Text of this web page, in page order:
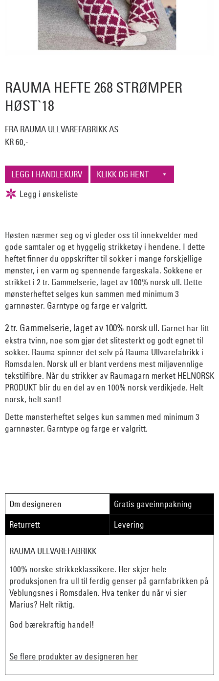
RAUMA HEFTE 268 STRØMPER
HØST`18
FRA RAUMA ULLVAREFABRIKK AS
KR 60,-
Høsten nærmer seg og vi gleder oss til innekvelder med
gode samtaler og et hyggelig strikketøy i hendene. I dette
heftet finner du oppskrifter til sokker i mange forskjellige
mønster, i en varm og spennende fargeskala. Sokkene er
strikket i 2 tr. Gammelserie, laget av 100% norsk ull. Dette
mønsterheftet selges kun sammen med minimum 3
garnnøster. Garntype og farge er valgritt.
2 tr. Gammelserie, laget av 100% norsk ull. Garnet har litt
ekstra tvinn, noe som gjør det slitesterkt og godt egnet til
sokker. Rauma spinner det selv på Rauma Ullvarefabrikk i
Romsdalen. Norsk ull er blant verdens mest miljøvennlige
tekstilfibre. Når du strikker av Raumagarn merket HELNORSK
PRODUKT blir du en del av en 100% norsk verdikjede. Helt
norsk, helt sant!
Dette mønsterheftet selges kun sammen med minimum 3
garnnøster. Garntype og farge er valgritt.
Om designeren
Gratis gaveinnpakning
Returrett
Levering
RAUMA ULLVAREFABRIKK
100% norske strikkeklassikere. Her skjer hele
produksjonen fra ull til ferdig genser på garnfabrikken på
Veblungsnes i Romsdalen. Hva tenker du når vi sier
Marius? Helt riktig.
God bærekraftig handel!
Se flere produkter av designeren her